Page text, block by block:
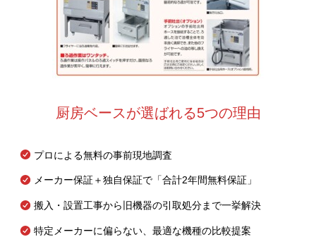
厨房ベースが選ばれる5つの理由
プロによる無料の事前現地調査
メーカー保証＋独自保証で「合計2年間無料保証」
搬入・設置工事から旧機器の引取処分まで一挙解決
特定メーカーに偏らない、最適な機種の比較提案